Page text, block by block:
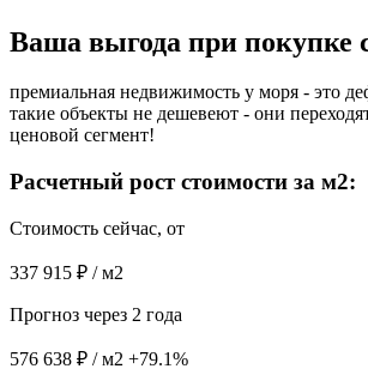
Ваша выгода при покупке
премиальная недвижимость у моря - это
такие объекты не дешевеют - они
ценовой сегмент!
Расчетный рост стоимости за м2:
Стоимость сейчас, от
337 915 ₽ / м2
Прогноз через 2 года
576 638 ₽ / м2 +79.1%